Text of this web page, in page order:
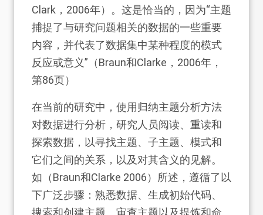
Clark，2006年）。这是恰当的，因为“主题
捕捉了与研究问题相关的数据的一些重要
内容，并代表了数据集中某种程度的模式
反应或意义”（Braun和Clarke，2006年，
第86页）
在当前的研究中，使用归纳主题分析方法
对数据进行分析，研究人员阅读、重读和
探索数据，以寻找主题、子主题、模式和
它们之间的关系，以及对其含义的见解。
如（Braun和Clarke 2006）所述，遵循了以
下广泛步骤：熟悉数据、生成初始代码、
搜索和创建主题、审查主题以及提炼和命